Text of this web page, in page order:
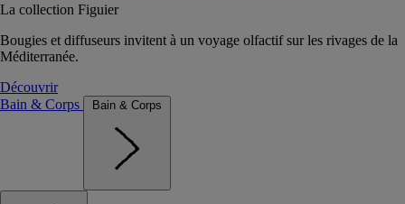
La collection Figuier
Bougies et diffuseurs invitent à un voyage olfactif sur les rivages de la
Méditerranée.
Découvrir
Bain & Corps
Bain & Corps